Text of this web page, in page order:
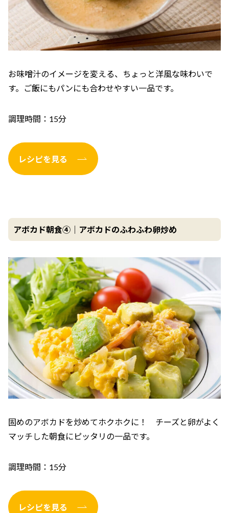
お味噌汁のイメージを変える、ちょっと洋風な味わいで
す。ご飯にもパンにも合わせやすい一品です。
調理時間：15分
レシピを見る
アボカド朝食④｜アボカドのふわふわ卵炒め
固めのアボカドを炒めてホクホクに！ チーズと卵がよく
マッチした朝食にピッタリの一品です。
調理時間：15分
レシピを見る